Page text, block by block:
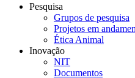
Pesquisa
Grupos de pesquisa
Projetos em
Ética Animal
Inovação
NIT
Documentos